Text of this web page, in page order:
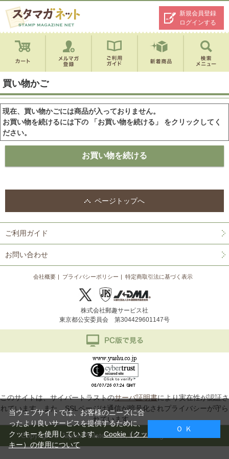
新規会員登録
ログインする
買い物かご
現在、買い物かごには商品が入っておりません。
お買い物を続けるには下の 「お買い物を続ける」 をクリックしてく
ださい。
ページトップへ
ご利用ガイド
お問い合わせ
会社概要 プライバシーポリシー 特定商取引法に基づく表示
株式会社郵趣サービス社
東京都公安委員会 第304429601147号
このサイトは、サイバートラストのサーバ証明書により実在性が認証さ
れています。また、SSLページは通信が暗号化されプライバシーが守ら
れています。
Copyright © Japan Philatelic Co., Ltd. All Rights Reserved.
当ウェブサイトでは、お客様のニーズに合
ったより良いサービスを提供するために、
クッキーを使用しています。Cookie（クッ
キー）の使用について
Ｏ Ｋ